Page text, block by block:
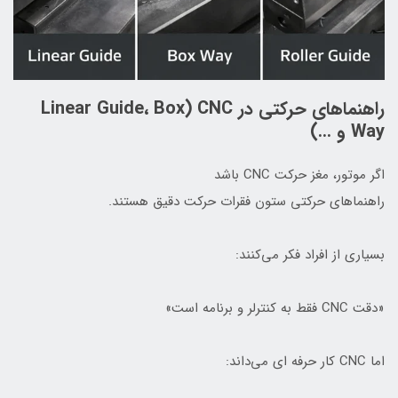
راهنماهای حرکتی در CNC (Linear Guide، Box
Way و …)
اگر موتور، مغز حرکت CNC باشد
راهنماهای حرکتی ستون فقرات حرکت دقیق هستند.
بسیاری از افراد فکر می‌کنند:
«دقت CNC فقط به کنترلر و برنامه است»
اما CNC کار حرفه ای می‌داند: